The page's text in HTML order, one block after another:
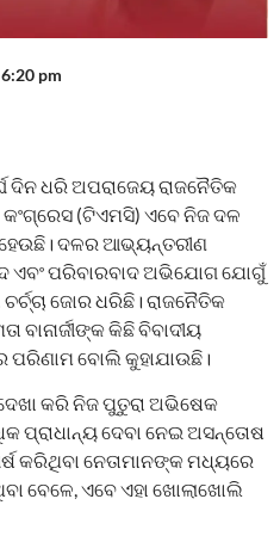
6:20 pm
ଦିନ ଧରି ଅପରାଜେୟ ରାଜନୈତିକ
(ଟିଏମସି) ଏବେ ନିଜ ଦଳ
ଦଳର ଆଭ୍ୟନ୍ତରୀଣ
ଏବଂ ପରିବାରବାଦ ଅଭିଯୋଗ ଯୋଗୁଁ
ଜୋର ଧରିଛି। ରାଜନୈତିକ
କିଛି ବିବାଦୀୟ
ବୋଲି କୁହାଯାଉଛି।
କରି ନିଜ ପୁତୁରା ଅଭିଷେକ
ପ୍ରାଧାନ୍ୟ ଦେବା ନେଇ ଅସନ୍ତୋଷ
କରିଥିବା ନେତାମାନଙ୍କ ମଧ୍ୟରେ
ବେଳେ, ଏବେ ଏହା ଖୋଲାଖୋଲି